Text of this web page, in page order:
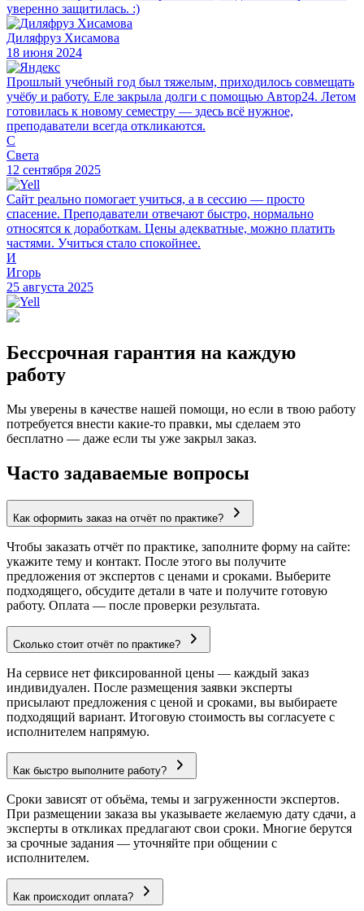
уверенно защитилась. :)
Диляфруз Хисамова
18 июня 2024
Прошлый учебный год был тяжелым, приходилось совмещать
учёбу и работу. Еле закрыла долги с помощью Автор24. Летом
готовилась к новому семестру — здесь всё нужное,
преподаватели всегда откликаются.
С
Света
12 сентября 2025
Сайт реально помогает учиться, а в сессию — просто
спасение. Преподаватели отвечают быстро, нормально
относятся к доработкам. Цены адекватные, можно платить
частями. Учиться стало спокойнее.
И
Игорь
25 августа 2025
Бессрочная гарантия на каждую
работу
Мы уверены в качестве нашей помощи, но если в твою работу
потребуется внести какие-то правки, мы сделаем это
бесплатно — даже если ты уже закрыл заказ.
Часто задаваемые вопросы
Как оформить заказ на отчёт по практике?
Чтобы заказать отчёт по практике, заполните форму на сайте:
укажите тему и контакт. После этого вы получите
предложения от экспертов с ценами и сроками. Выберите
подходящего, обсудите детали в чате и получите готовую
работу. Оплата — после проверки результата.
Сколько стоит отчёт по практике?
На сервисе нет фиксированной цены — каждый заказ
индивидуален. После размещения заявки эксперты
присылают предложения с ценой и сроками, вы выбираете
подходящий вариант. Итоговую стоимость вы согласуете с
исполнителем напрямую.
Как быстро выполните работу?
Сроки зависят от объёма, темы и загруженности экспертов.
При размещении заказа вы указываете желаемую дату сдачи, а
эксперты в откликах предлагают свои сроки. Многие берутся
за срочные задания — уточняйте при общении с
исполнителем.
Как происходит оплата?